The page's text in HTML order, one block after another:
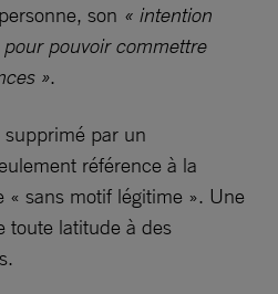
son « intention
pour pouvoir commettre
».
supprimé par un
référence à la
« sans motif légitime ». Une
toute latitude à des